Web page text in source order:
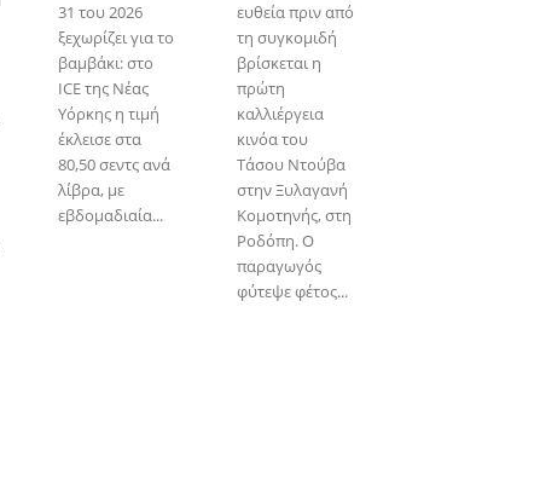
31 του 2026
ξεχωρίζει για το
βαμβάκι: στο
ICE της Νέας
Υόρκης η τιμή
έκλεισε στα
80,50 σεντς ανά
λίβρα, με
εβδομαδιαία...
ευθεία πριν από
τη συγκομιδή
βρίσκεται η
πρώτη
καλλιέργεια
κινόα του
Τάσου Ντούβα
στην Ξυλαγανή
Κομοτηνής, στη
Ροδόπη. Ο
παραγωγός
φύτεψε φέτος...